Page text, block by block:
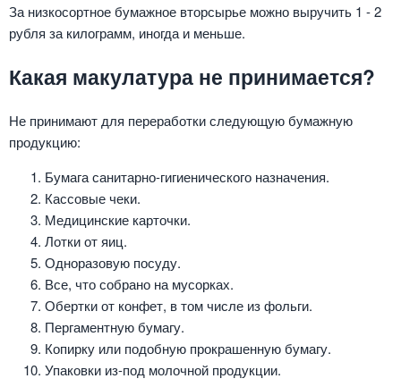
За низкосортное бумажное вторсырье можно выручить 1 - 2
рубля за килограмм, иногда и меньше.
Какая макулатура не принимается?
Не принимают для переработки следующую бумажную
продукцию:
Бумага санитарно-гигиенического назначения.
Кассовые чеки.
Медицинские карточки.
Лотки от яиц.
Одноразовую посуду.
Все, что собрано на мусорках.
Обертки от конфет, в том числе из фольги.
Пергаментную бумагу.
Копирку или подобную прокрашенную бумагу.
Упаковки из-под молочной продукции.